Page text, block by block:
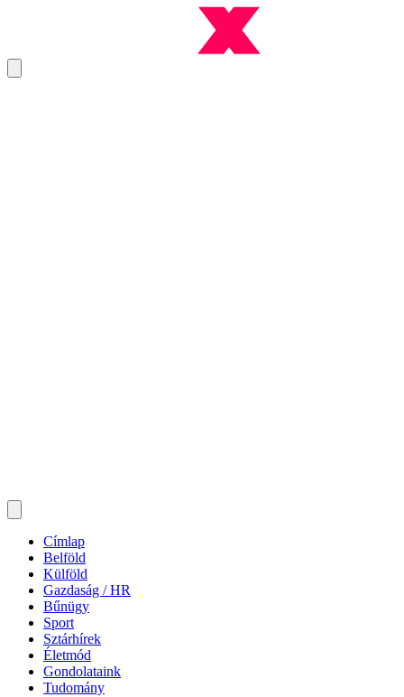
Címlap
Belföld
Külföld
Gazdaság / HR
Bűnügy
Sport
Sztárhírek
Életmód
Gondolataink
Tudomány